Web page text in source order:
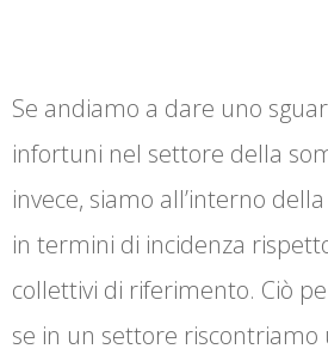
Se andiamo a dare uno
infortuni nel settore della
invece, siamo all’interno
in termini di incidenza
collettivi di riferimento. Ciò
se in un settore